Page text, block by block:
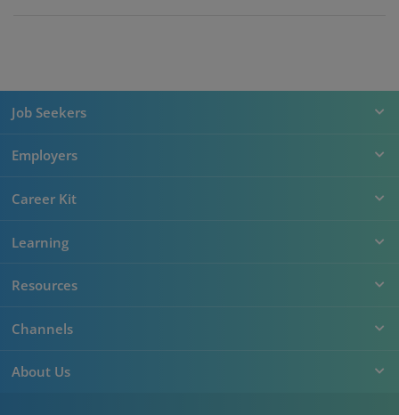
Job Seekers
Employers
Career Kit
Learning
Resources
Channels
About Us